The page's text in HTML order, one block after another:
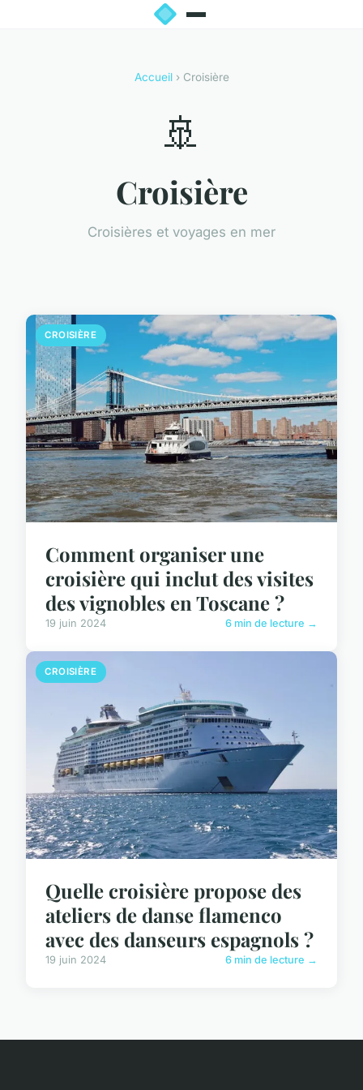
Accueil› Croisière
🚢
Croisière
Croisières et voyages en mer
CROISIÈRE
Comment organiser une
croisière qui inclut des visites
des vignobles en Toscane ?
19 juin 2024 6 min de lecture →
CROISIÈRE
Quelle croisière propose des
ateliers de danse flamenco
avec des danseurs espagnols ?
19 juin 2024 6 min de lecture →